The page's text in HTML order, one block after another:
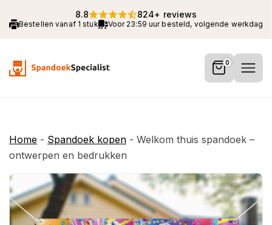
Bestellen vanaf 1 stuk Voor 23:59 uur besteld, volgende werkdag
8.8 824+ reviews
0
Home - Spandoek kopen - Welkom thuis spandoek –
ontwerpen en bedrukken